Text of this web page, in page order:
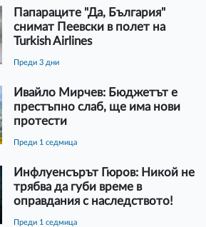
Папараците "Да, България"
снимат Пеевски в полет на
Turkish Airlines
преди 3 дни
Ивайло Мирчев: Бюджетът е
престъпно слаб, ще има нови
протести
преди 1 седмица
Инфлуенсърът Гюров: Никой не
трябва да губи време в
оправдания с наследството!
преди 1 седмица